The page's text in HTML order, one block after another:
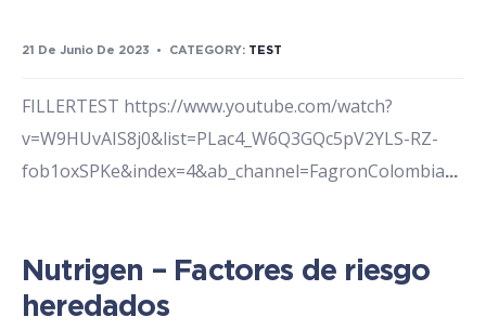
21 De Junio De 2023 • CATEGORY: TEST
FILLERTEST https://www.youtube.com/watch?
v=W9HUvAIS8j0&list=PLac4_W6Q3GQc5pV2YLS-RZ-
fob1oxSPKe&index=4&ab_channel=FagronColombia...
Nutrigen – Factores de riesgo
heredados